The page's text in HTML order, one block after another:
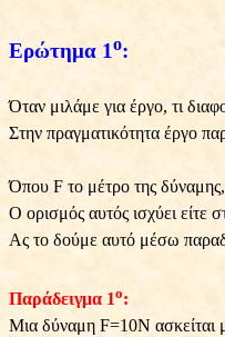
Ερώτημα 1ο:
Όταν μιλάμε για έργο, τι
Στην πραγματικότητα έργο
Όπου F το μέτρο της δύναμης,
Ο ορισμός αυτός ισχύει
Ας το δούμε αυτό μέσω
Παράδειγμα 1ο:
Μια δύναμη F=10Ν ασκείται